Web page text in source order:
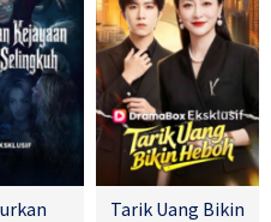
Tarik Uang Bikin